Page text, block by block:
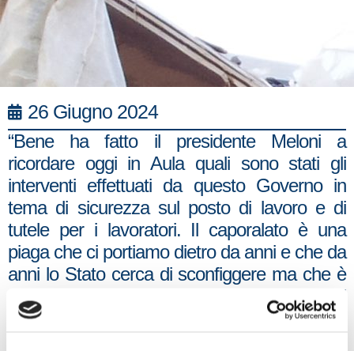
26 Giugno 2024
“Bene ha fatto il presidente Meloni a
ricordare oggi in Aula quali sono stati gli
interventi effettuati da questo Governo in
tema di sicurezza sul posto di lavoro e di
tutele per i lavoratori. Il caporalato è una
piaga che ci portiamo dietro da anni e che da
anni lo Stato cerca di sconfiggere ma che è
ancora ben radicata, soprattutto in alcuni
settori, e che, anche a causa delle politiche